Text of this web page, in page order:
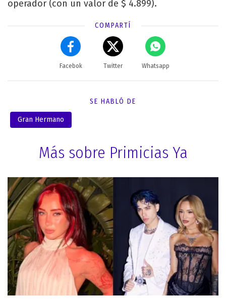
operador (con un valor de $ 4.899).
COMPARTÍ
Facebok Twitter Whatsapp
SE HABLÓ DE
Gran Hermano
Más sobre Primicias Ya